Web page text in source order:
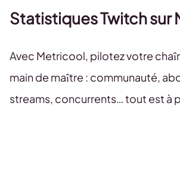
Statistiques Twitch sur
Avec Metricool, pilotez votre
main de maître : communauté,
streams, concurrents… tout est à